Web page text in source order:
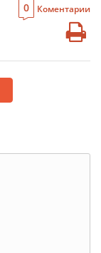
0 Коментарии